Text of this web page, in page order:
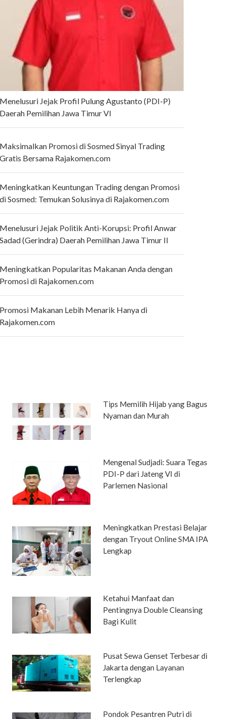
Jejak Profil Pulung Agustanto (PDI-P)
Pemilihan Jawa Timur VI
Promosi di Sosmed Sinyal Trading
Bersama Rajakomen.com
Keuntungan Trading dengan Promosi
Sosmed: Temukan Solusinya di Rajakomen.com
Jejak Politik Anti-Korupsi: Profil Anwar
(Gerindra) Daerah Pemilihan Jawa Timur II
Popularitas Makanan Anda dengan
di Rajakomen.com
Makanan Lebih Menarik Hanya di
Tips Memilih Hijab yang Bagus
Nyaman dan Murah
Mengenal Sudjadi: Suara Tegas
PDI-P dari Jateng VI di
Parlemen Nasional
Meningkatkan Prestasi Belajar
dengan Tryout Online SMA IPA
Lengkap
Ketahui Manfaat dan
Pentingnya Double Cleansing
Bagi Kulit
Pusat Sewa Genset Terbesar di
Jakarta dengan Layanan
Terlengkap
Pondok Pesantren Putri di